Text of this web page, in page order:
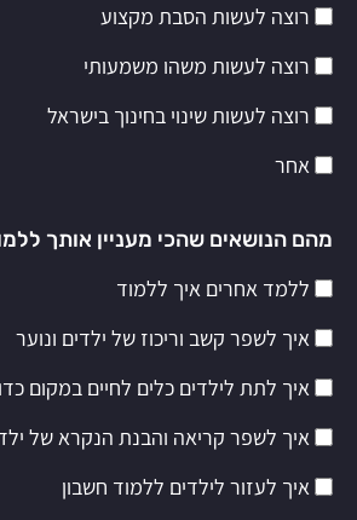
רוצה לעשות הסבת מקצוע
רוצה לעשות משהו משמעותי
רוצה לעשות שינוי בחינוך בישראל
אחר
מהם הנושאים שהכי מעניין אותך
ללמד אחרים איך ללמוד
איך לשפר קשב וריכוז של ילדים ונוער
איך לתת לילדים כלים לחיים במקום
איך לשפר קריאה והבנת הנקרא של
איך לעזור לילדים ללמוד חשבון